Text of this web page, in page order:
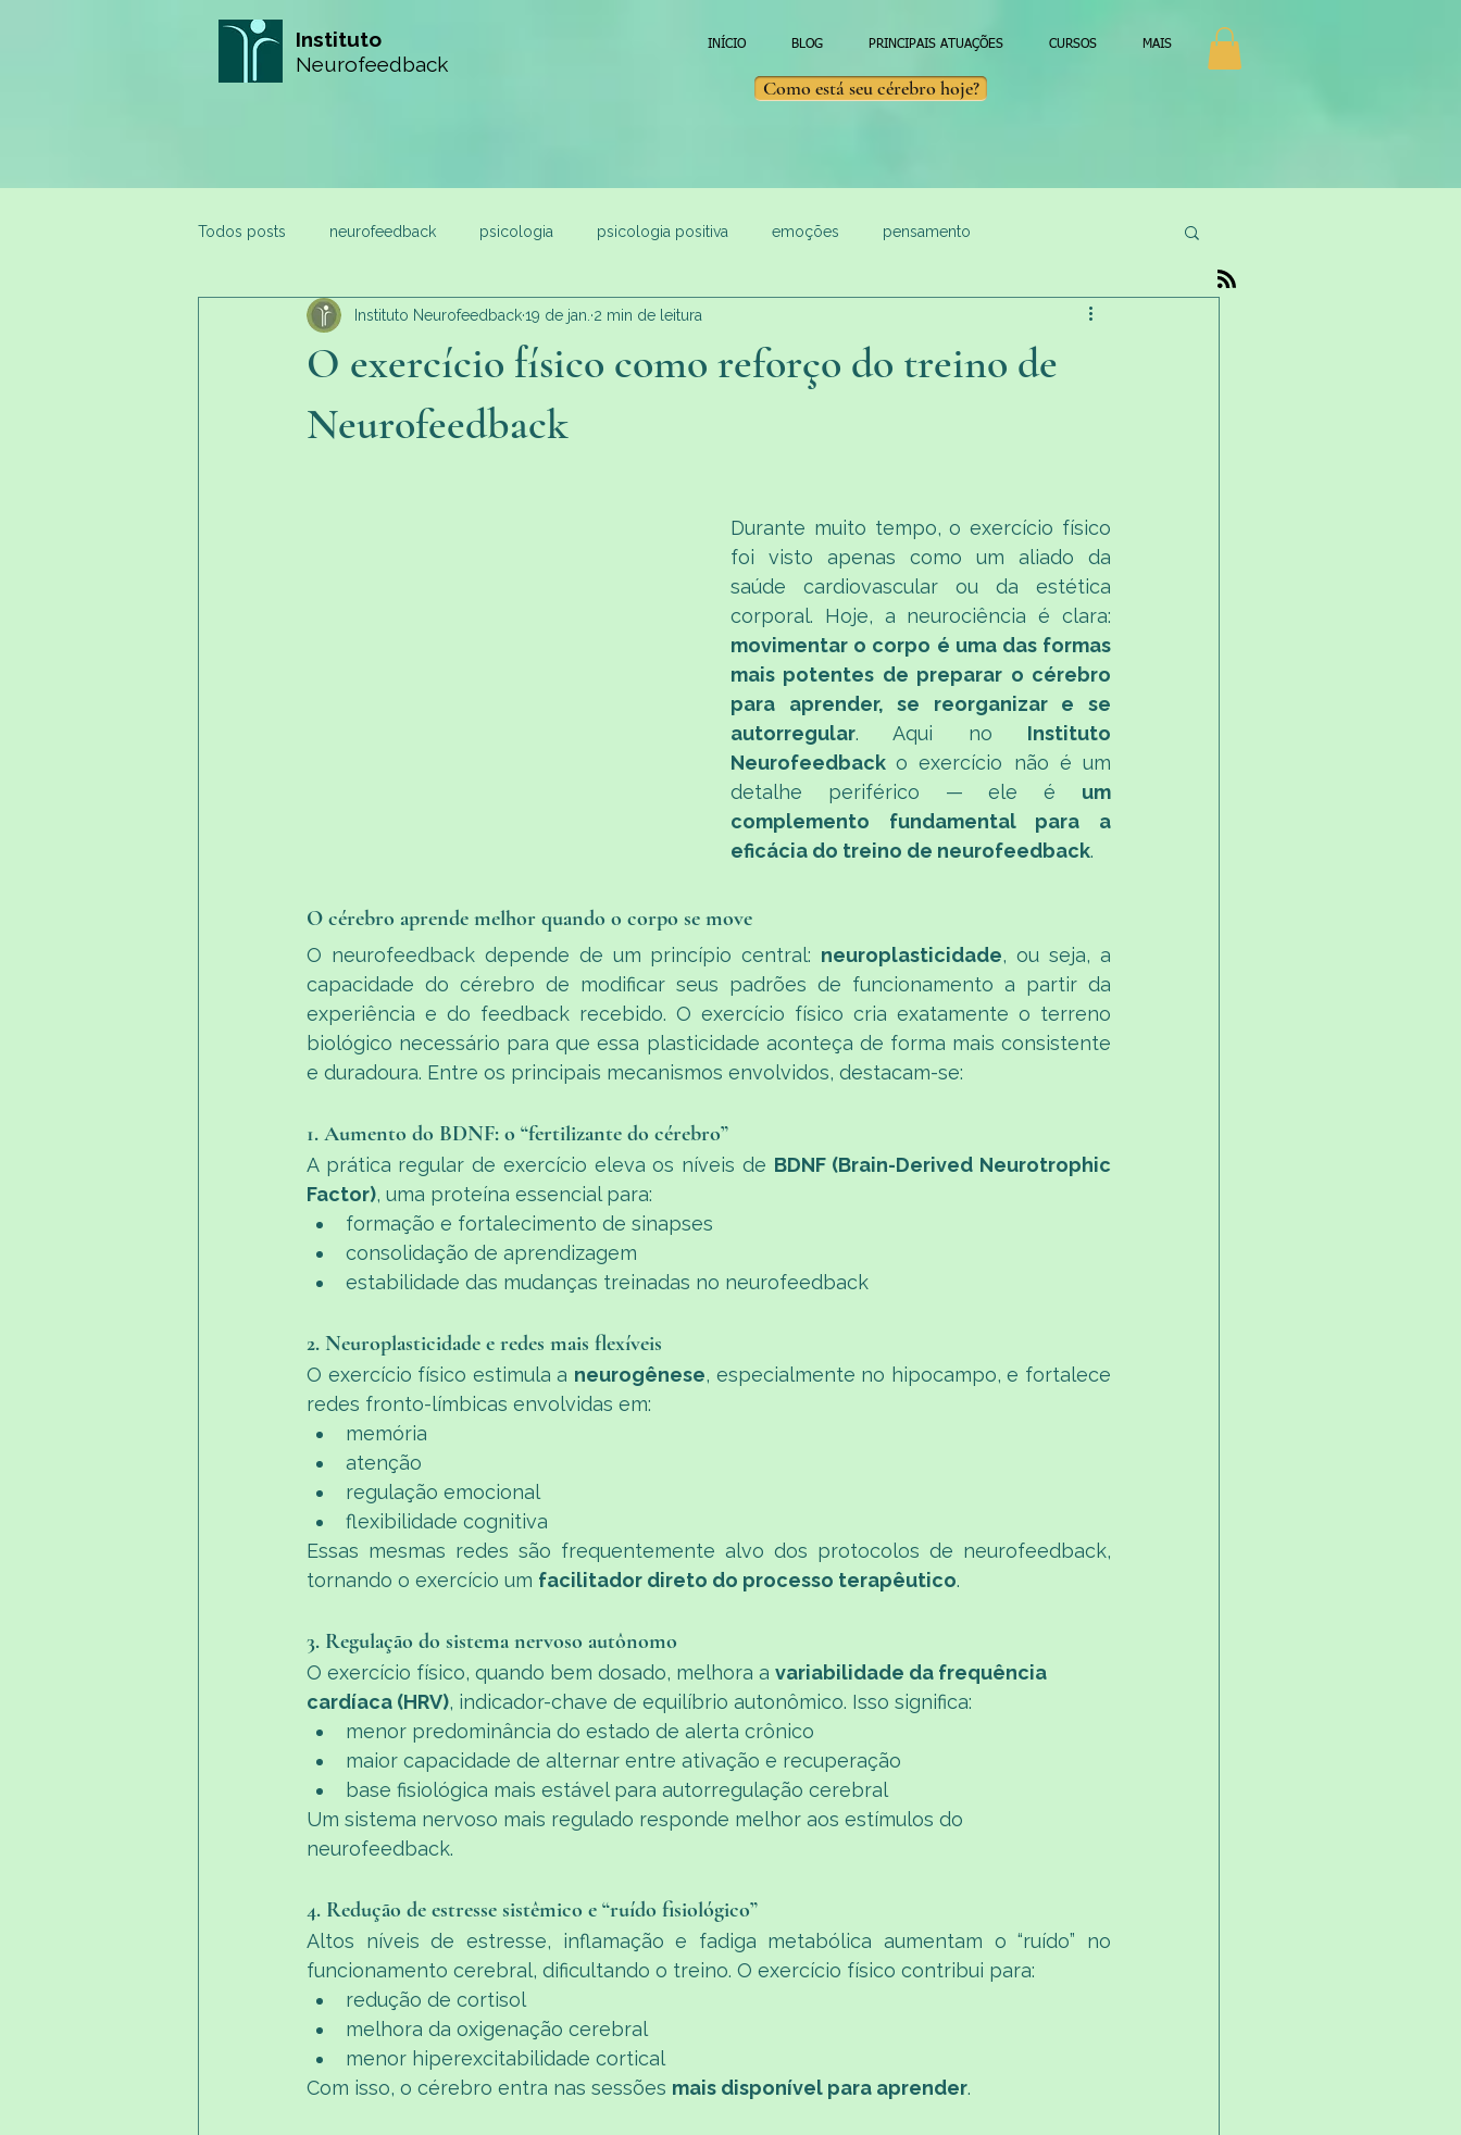
Instituto
Neurofeedback
INÍCIO BLOG PRINCIPAIS ATUAÇÕES CURSOS MAIS
Como está seu cérebro hoje?
Todos posts neurofeedback psicologia psicologia positiva emoções pensamento
O exercício físico como reforço do treino de
Neurofeedback
Instituto Neurofeedback19 de jan. 2 min de leitura
Durante muito tempo, o exercício físico
foi visto apenas como um aliado da
saúde cardiovascular ou da estética
movimentar o corpo é uma das formas
mais potentes de preparar o cérebro
para aprender, se reorganizar e se
autorregular. Aqui no Instituto
Neurofeedback o exercício não é um
detalhe periférico — ele é um
complemento fundamental para a
eficácia do treino de neurofeedback.
O cérebro aprende melhor quando o corpo se move
O neurofeedback depende de um princípio central: neuroplasticidade, ou seja, a
capacidade do cérebro de modificar seus padrões de funcionamento a partir da
experiência e do feedback recebido. O exercício físico cria exatamente o terreno
biológico necessário para que essa plasticidade aconteça de forma mais consistente
e duradoura. Entre os principais mecanismos envolvidos, destacam-se:
1. Aumento do BDNF: o “fertilizante do cérebro”
A prática regular de exercício eleva os níveis de BDNF (Brain-Derived Neurotrophic
Factor), uma proteína essencial para:
formação e fortalecimento de sinapses
consolidação de aprendizagem
estabilidade das mudanças treinadas no neurofeedback
2. Neuroplasticidade e redes mais flexíveis
O exercício físico estimula a neurogênese, especialmente no hipocampo, e fortalece
redes fronto-límbicas envolvidas em:
memória
atenção
regulação emocional
flexibilidade cognitiva
Essas mesmas redes são frequentemente alvo dos protocolos de neurofeedback,
tornando o exercício um facilitador direto do processo terapêutico.
3. Regulação do sistema nervoso autônomo
O exercício físico, quando bem dosado, melhora a variabilidade da frequência
cardíaca (HRV), indicador-chave de equilíbrio autonômico. Isso significa:
menor predominância do estado de alerta crônico
maior capacidade de alternar entre ativação e recuperação
base fisiológica mais estável para autorregulação cerebral
Um sistema nervoso mais regulado responde melhor aos estímulos do
neurofeedback.
4. Redução de estresse sistêmico e “ruído fisiológico”
Altos níveis de estresse, inflamação e fadiga metabólica aumentam o “ruído” no
funcionamento cerebral, dificultando o treino. O exercício físico contribui para:
redução de cortisol
melhora da oxigenação cerebral
menor hiperexcitabilidade cortical
Com isso, o cérebro entra nas sessões mais disponível para aprender.